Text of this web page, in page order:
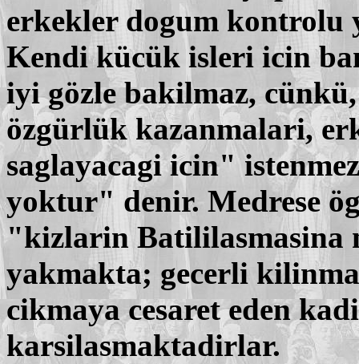
erkekler dogum
Kendi kücük isleri icin
iyi gözle bakilmaz,
özgürlük kazanmalari,
saglayacagi icin"
yoktur" denir. Medrese
"kizlarin Batililasmasina
yakmakta; gecerli
cikmaya cesaret eden
karsilasmaktadirlar.